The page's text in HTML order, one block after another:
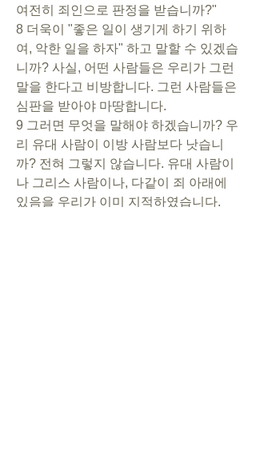
여전히 죄인으로 판정을 받습니까?"
8 더욱이 "좋은 일이 생기게 하기 위하
여, 악한 일을 하자" 하고 말할 수 있겠습
니까? 사실, 어떤 사람들은 우리가 그런
말을 한다고 비방합니다. 그런 사람들은
심판을 받아야 마땅합니다.
9 그러면 무엇을 말해야 하겠습니까? 우
리 유대 사람이 이방 사람보다 낫습니
까? 전혀 그렇지 않습니다. 유대 사람이
나 그리스 사람이나, 다같이 죄 아래에
있음을 우리가 이미 지적하였습니다.